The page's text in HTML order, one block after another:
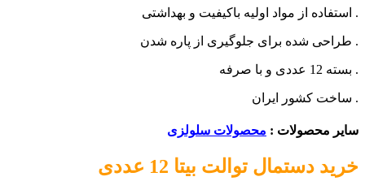
. استفاده از مواد اولیه باکیفیت و بهداشتی
. طراحی شده برای جلوگیری از پاره شدن
. بسته 12 عددی و با صرفه
. ساخت کشور ایران
سایر محصولات : محصولات سلولزی
خرید دستمال توالت بیتا 12 عددی